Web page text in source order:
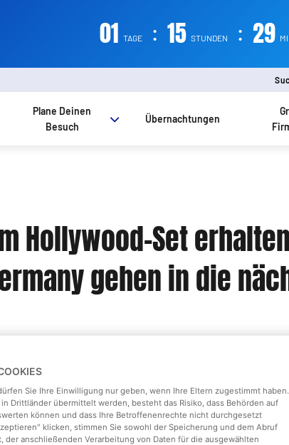
01 TAGE : 15 STUNDEN : 29
Plane Deinen
Besuch
Übernachtungen
Hollywood-Set
gehen in die
Sie Ihre Einwilligung nur geben, wenn Ihre Eltern zugestimmt haben.
Drittländer übermittelt werden, besteht das Risiko, dass Behörden auf
können und dass Ihre Betroffenenrechte nicht durchgesetzt
klicken, stimmen Sie sowohl der Speicherung und dem Abruf
der anschließenden Verarbeitung von Daten für die ausgewählten